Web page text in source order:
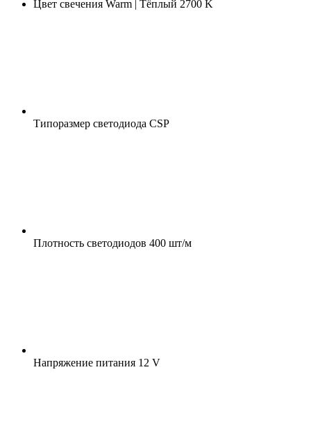
Цвет свечения Warm | Тёплый 2700 K
Типоразмер светодиода CSP
Плотность светодиодов 400 шт/м
Напряжение питания 12 V